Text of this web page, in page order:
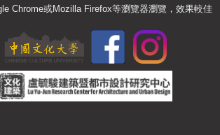
Chrome或Mozilla Firefox等瀏覽器瀏覽，效果較佳